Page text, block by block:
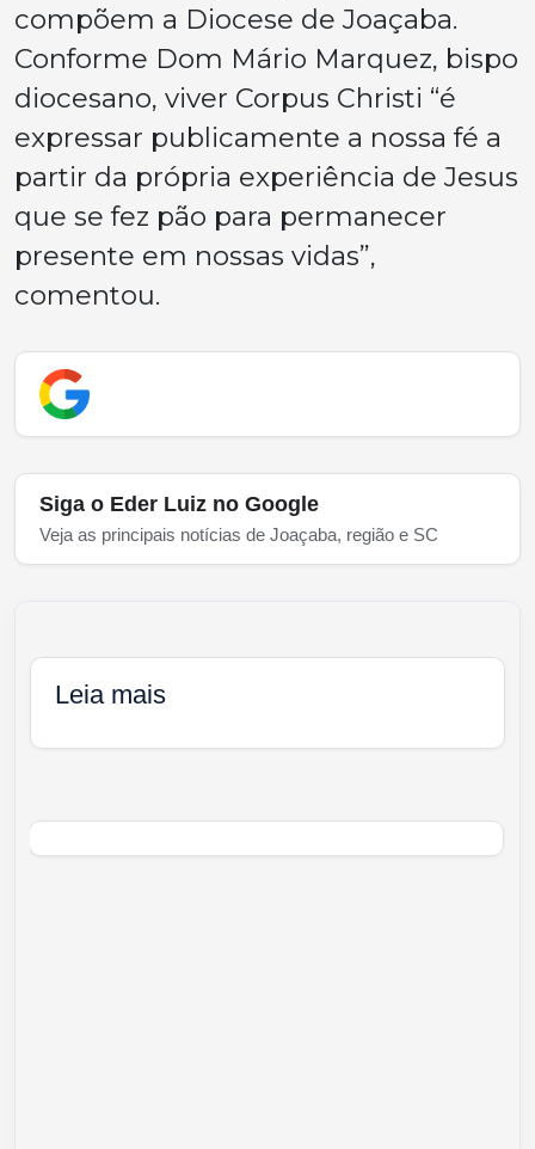
compõem a Diocese de Joaçaba.
Conforme Dom Mário Marquez, bispo
diocesano, viver Corpus Christi “é
expressar publicamente a nossa fé a
partir da própria experiência de Jesus
que se fez pão para permanecer
presente em nossas vidas”,
comentou.
Siga o Eder Luiz no Google
Veja as principais notícias de Joaçaba, região e SC
Leia mais